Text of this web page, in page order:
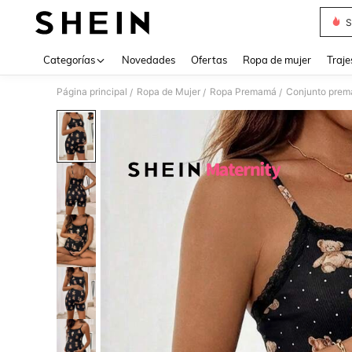
Categorías Novedades Ofertas Ropa de mujer
Página principal / Ropa de Mujer / Ropa Premamá / Conjunto